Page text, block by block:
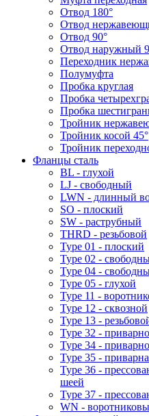
Отвод 180°
Отвод
Отвод 90°
Отвод наружный
Переходник
Полумуфта
Пробка круглая
Пробка
Пробка
Тройник
Тройник косой 45°
Тройник
Фланцы сталь
BL - глухой
LJ - свободный
LWN - длинный
SO - плоский
SW - раструбный
THRD - резьбовой
Type 01 - плоский
Type 02 -
Type 04 -
Type 05 - глухой
Type 11 -
Type 12 - сквозной
Type 13 -
Type 32 -
Type 34 -
Type 35 -
Type 36 -
шеей
Type 37 -
WN -